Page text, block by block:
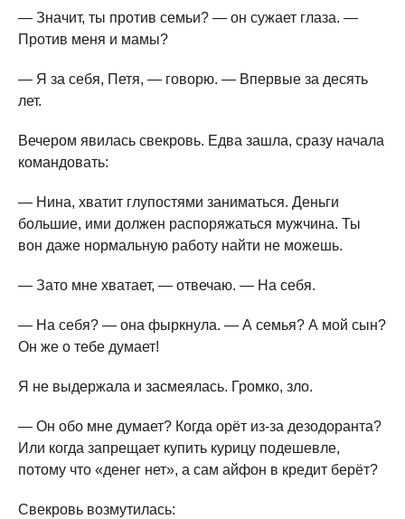
— Значит, ты против семьи? — он сужает глаза. —
Против меня и мамы?
— Я за себя, Петя, — говорю. — Впервые за десять
лет.
Вечером явилась свекровь. Едва зашла, сразу начала
командовать:
— Нина, хватит глупостями заниматься. Деньги
большие, ими должен распоряжаться мужчина. Ты
вон даже нормальную работу найти не можешь.
— Зато мне хватает, — отвечаю. — На себя.
— На себя? — она фыркнула. — А семья? А мой сын?
Он же о тебе думает!
Я не выдержала и засмеялась. Громко, зло.
— Он обо мне думает? Когда орёт из-за дезодоранта?
Или когда запрещает купить курицу подешевле,
потому что «денег нет», а сам айфон в кредит берёт?
Свекровь возмутилась: